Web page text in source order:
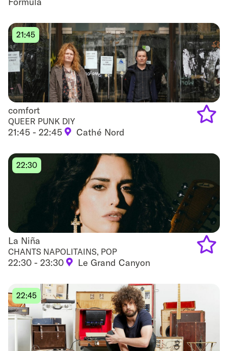
comfort
comfort
QUEER PUNK DIY
21:45 - 22:45 Cathé Nord
21:45
to
La Niña
La Niña
CHANTS NAPOLITAINS, POP
22:30 - 23:30 Le Grand Canyon
22:30
22:45